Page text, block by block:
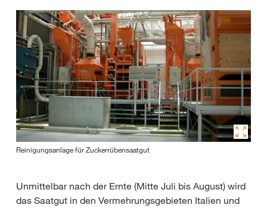
Reinigungsanlage für Zuckerrübensaatgut
Unmittelbar nach der Ernte (Mitte Juli bis August) wird
das Saatgut in den Vermehrungsgebieten Italien und